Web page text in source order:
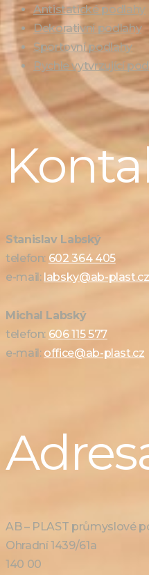
Antistatické podlahy
Dekorativní podlahy
Sportovní podlahy
Rychle vytvrzující
Stanislav Labský
telefon: 602 364 405
e-mail: labsky@ab-plast.cz
Michal Labský
telefon: 606 115 577
e-mail: office@ab-plast.cz
AB – PLAST průmyslové
Ohradní 1439/61a
140 00